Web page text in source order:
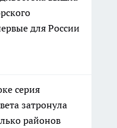
для России
серия
затронула
районов